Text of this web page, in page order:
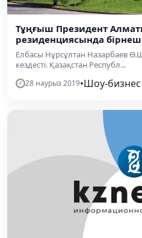
Тұңғыш Президент
резиденциясында
Елбасы Нұрсұлтан Назарбаев
кездесті. Қазақстан Республ...
28 наурыз 2019•Шоу-бизнес